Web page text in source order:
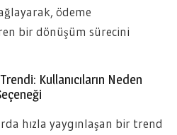
ödeme
bir dönüşüm sürecini
Kullanıcıların Neden
hızla yaygınlaşan bir trend